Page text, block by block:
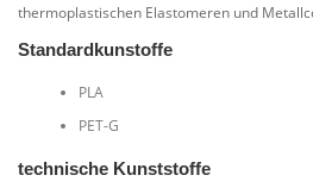
thermoplastischen Elastomeren und
Standardkunstoffe
PLA
PET-G
technische Kunststoffe